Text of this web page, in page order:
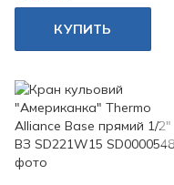
КУПИТЬ